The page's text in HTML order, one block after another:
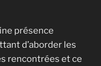
présence
d’aborder les
rencontrées et ce